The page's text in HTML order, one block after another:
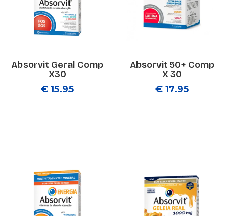
Absorvit Geral Comp
X30
€ 15.95
Absorvit 50+ Comp
X 30
€ 17.95